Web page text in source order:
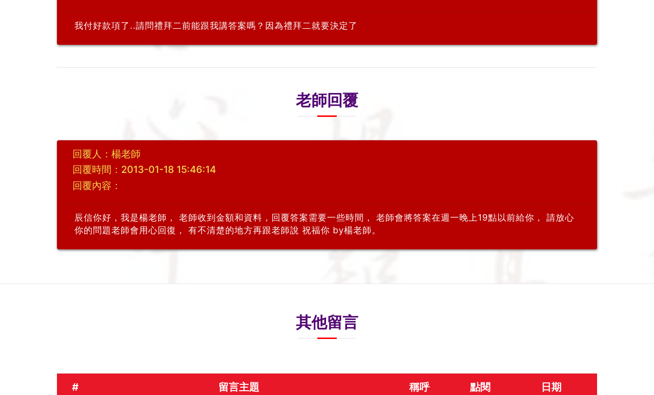
我付好款項了..請問禮拜二前能跟我講答案嗎？因為禮拜二就要決定了
老師回覆
回覆人：楊老師
回覆時間：2013-01-18 15:46:14
回覆內容：
辰信你好，我是楊老師， 老師收到金額和資料，回覆答案需要一些時間， 老師會將答案在週一晚上19點以前給你， 請放心
你的問題老師會用心回復， 有不清楚的地方再跟老師說 祝福你 by楊老師。
其他留言
# 留言主題 稱呼 點閱 日期